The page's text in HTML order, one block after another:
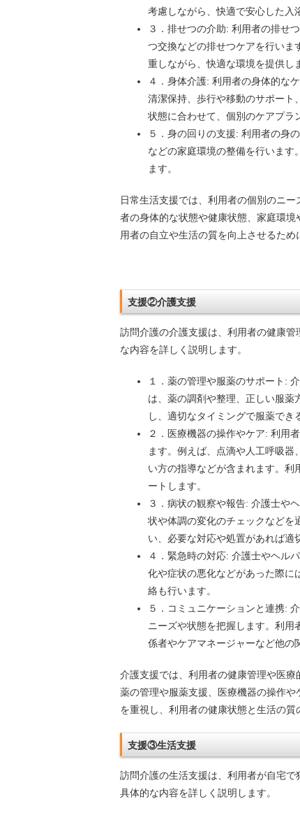
考慮しながら、快適で安心した入
３．排せつの介助: 利用者の排せ
つ交換などの排せつケアを行いま
重しながら、快適な環境を提供し
４．身体介護: 利用者の身体的な
清潔保持、歩行や移動のサポート
状態に合わせて、個別のケアプラ
５．身の回りの支援: 利用者の身
などの家庭環境の整備を行いま
ます。
日常生活支援では、利用者の個別のニ
者の身体的な状態や健康状態、家庭環
用者の自立や生活の質を向上させるた
支援②介護支援
訪問介護の介護支援は、利用者の健康
な内容を詳しく説明します。
１．薬の管理や服薬のサポート:
は、薬の調剤や整理、正しい服薬
し、適切なタイミングで服薬でき
２．医療機器の操作やケア: 利用
ます。例えば、点滴や人工呼吸
い方の指導などが含まれます。利
ートします。
３．病状の観察や報告: 介護士や
状や体調の変化のチェックなどを
い、必要な対応や処置があれば適
４．緊急時の対応: 介護士やヘル
化や症状の悪化などがあった際に
絡も行います。
５．コミュニケーションと連携:
ニーズや状態を把握します。利用
係者やケアマネージャーなど他の
介護支援では、利用者の健康管理や医療
薬の管理や服薬支援、医療機器の操作
を重視し、利用者の健康状態と生活の質
支援③生活支援
訪問介護の生活支援は、利用者が自宅
具体的な内容を詳しく説明します。